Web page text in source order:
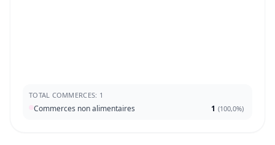
TOTAL COMMERCES: 1
Commerces non alimentaires 1 (100,0%)